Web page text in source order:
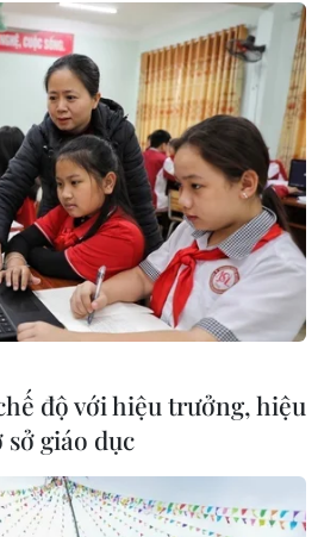
độ với hiệu trưởng, hiệu
giáo dục